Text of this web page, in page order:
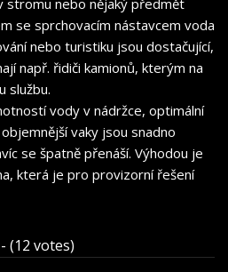
se sprchovacím nástavcem voda
nebo turistiku jsou dostačující,
např. řidiči kamionů, kterým na
službu.
vody v nádržce, optimální
vaky jsou snadno
se špatně přenáší. Výhodou je
která je pro provizorní řešení
(12 votes)